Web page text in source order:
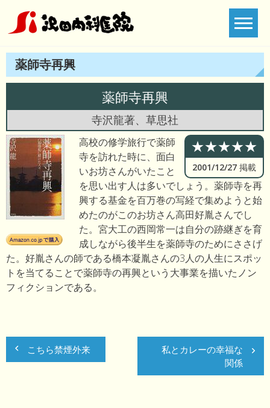
content
薬師寺再興
薬師寺再興
寺沢龍著、草思社
★★★★★
2001/12/27 掲載
高校の修学旅行で薬師
寺を訪れた時に、面白
いお坊さんがいたこと
を思い出す人は多いでしょう。薬師寺を再
興する基金を百万巻の写経で集めようと始
めたのがこのお坊さん高田好胤さんでし
た。宮大工の西岡常一は自分の跡継ぎを育
成しながら後半生を薬師寺のためにささげ
た。好胤さんの師である橋本凝胤さんの3人の人生にスポッ
トを当てることで薬師寺の再興という大事業を描いたノン
フィクションである。
こちら禁煙外来
私とカレーの幸福な
関係